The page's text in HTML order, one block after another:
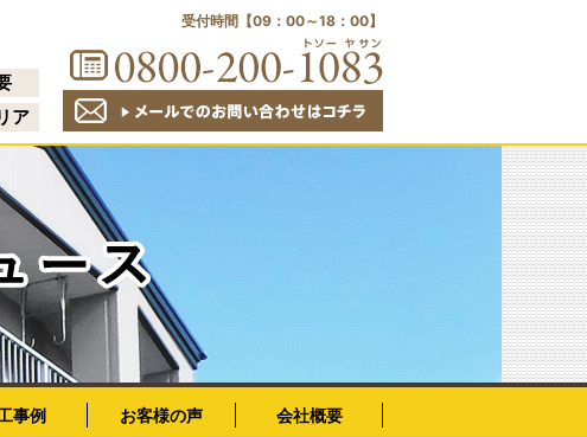
ア
受付時間【09：00～18：00】
事例 お客様の声 会社概要